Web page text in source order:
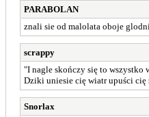
PARABOLAN
znali sie od malolata oboje
scrappy
"I nagle skończy się to wszystko
Dziki uniesie cię wiatr upuści cię
Snorlax